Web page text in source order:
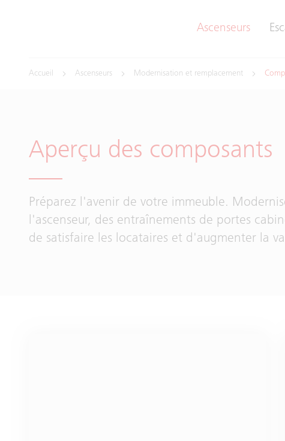
Ascenseurs
Accueil Ascenseurs Modernisation et remplacement
Aperçu des composants
Préparez l'avenir de votre immeuble.
l'ascenseur, des entraînements de portes
de satisfaire les locataires et d'augmenter la